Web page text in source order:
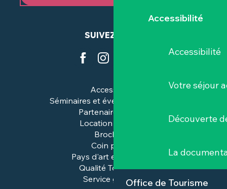
Accessibilité
Accessibilité
Votre séjour
Découverte
La
Office de Tourisme
SUIVEZ-NOUS
Accessibilité
Séminaires et événements pros
Partenaires & pros
Location de salles
Brochures
Coin presse
Pays d'art et d'histoire
Qualité Tourisme™
Service groupes